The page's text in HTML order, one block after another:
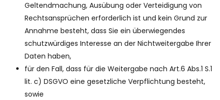
Geltendmachung, Ausübung oder Verteidigung von
Rechtsansprüchen erforderlich ist und kein Grund zur
Annahme besteht, dass Sie ein überwiegendes
schutzwürdiges Interesse an der Nichtweitergabe Ihrer
Daten haben,
für den Fall, dass für die Weitergabe nach Art.6 Abs.1 S.1
lit. c) DSGVO eine gesetzliche Verpflichtung besteht,
sowie